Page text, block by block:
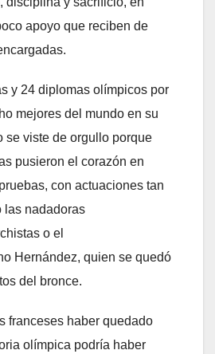
apoyo que reciben de
y 24 diplomas olímpicos por
mejores del mundo en su
se viste de orgullo porque
pusieron el corazón en
con actuaciones tan
las nadadoras
o el
Hernández, quien se quedó
del bronce.
franceses haber quedado
olímpica podría haber